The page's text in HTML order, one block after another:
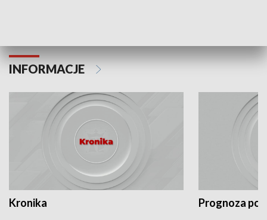
INFORMACJE
Kronika Prognoza